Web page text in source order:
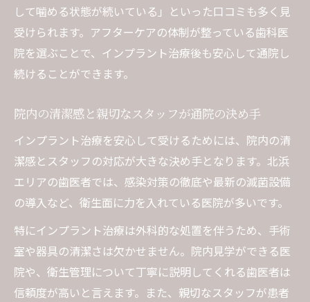
して噛める状態が続いている」といった口コミも多く見
受けられます。アフターケアの体制が整っている歯科医
院を選ぶことで、インプラント治療後も安心して通院し
続けることができます。
院内の清潔感と親切なスタッフが通院の決め手
インプラント治療を安心して受けるためには、院内の清
潔感とスタッフの対応が大きな決め手となります。北浜
エリアの歯医者では、感染対策の徹底や最新の滅菌設備
の導入など、衛生面に力を入れている医院が多いです。
特にインプラント治療は外科的な処置を伴うため、手術
室や器具の清潔さは欠かせません。院内見学ができる医
院や、衛生管理について丁寧に説明してくれる歯医者は
信頼度が高いと言えます。また、親切なスタッフが患者